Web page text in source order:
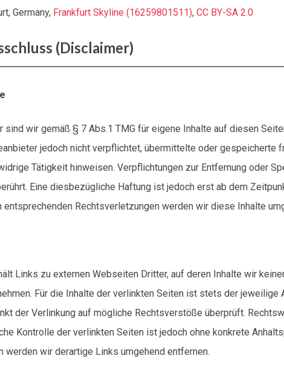
Germany, Frankfurt Skyline (16259801511), CC BY-SA 2.0
(Disclaimer)
sind wir gemäß § 7 Abs.1 TMG für eigene Inhalte auf diesen
jedoch nicht verpflichtet, übermittelte oder gespeicherte
Tätigkeit hinweisen. Verpflichtungen zur Entfernung oder
Eine diesbezügliche Haftung ist jedoch erst ab dem
entsprechenden Rechtsverletzungen werden wir diese Inhalte
Links zu externen Webseiten Dritter, auf deren Inhalte wir
Für die Inhalte der verlinkten Seiten ist stets der
der Verlinkung auf mögliche Rechtsverstöße überprüft.
Kontrolle der verlinkten Seiten ist jedoch ohne konkrete
werden wir derartige Links umgehend entfernen.